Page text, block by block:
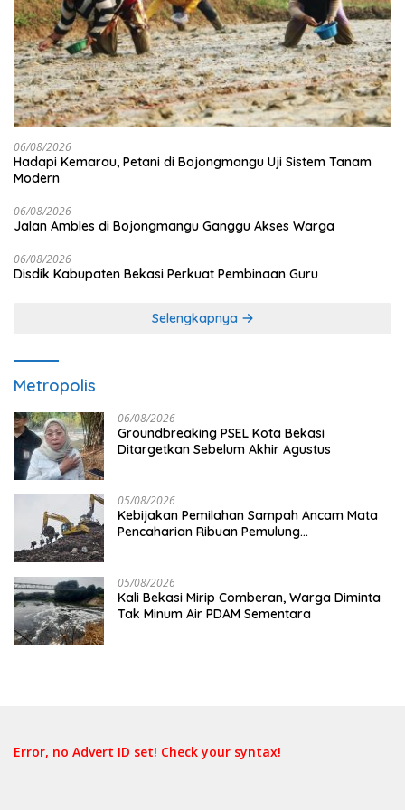
06/08/2026
Hadapi Kemarau, Petani di Bojongmangu Uji Sistem Tanam
Modern
06/08/2026
Jalan Ambles di Bojongmangu Ganggu Akses Warga
06/08/2026
Disdik Kabupaten Bekasi Perkuat Pembinaan Guru
Selengkapnya
Metropolis
06/08/2026
Groundbreaking PSEL Kota Bekasi
Ditargetkan Sebelum Akhir Agustus
05/08/2026
Kebijakan Pemilahan Sampah Ancam Mata
Pencaharian Ribuan Pemulung
05/08/2026
Kali Bekasi Mirip Comberan, Warga Diminta
Tak Minum Air PDAM Sementara
Error, no Advert ID set! Check your syntax!